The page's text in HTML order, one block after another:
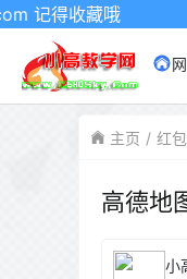
主页 红
高德地
小